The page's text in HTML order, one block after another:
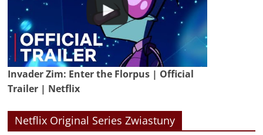
Invader Zim: Enter the Florpus | Official
Trailer | Netflix
Netflix Original Series Zwiastuny